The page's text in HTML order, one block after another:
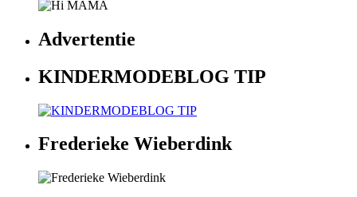
Advertentie
KINDERMODEBLOG TIP
Frederieke Wieberdink